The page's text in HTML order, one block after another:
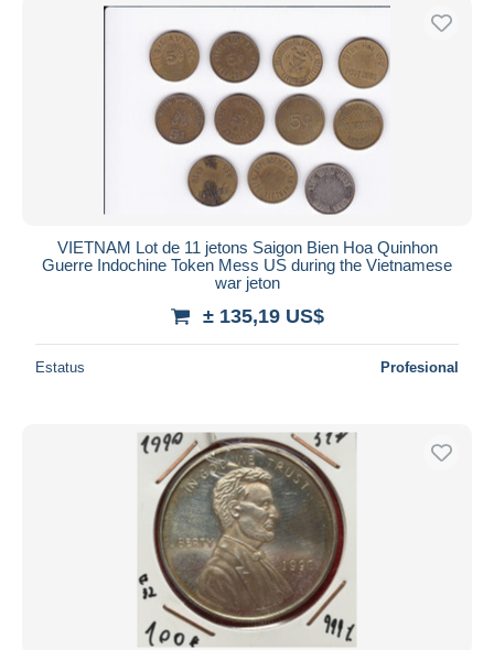
VIETNAM Lot de 11 jetons Saigon Bien Hoa Quinhon
Guerre Indochine Token Mess US during the Vietnamese
war jeton
± 135,19 US$
Estatus Profesional